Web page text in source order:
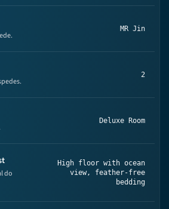
MR Jin
2
Deluxe Room
do
High floor with ocean
view, feather-free
bedding